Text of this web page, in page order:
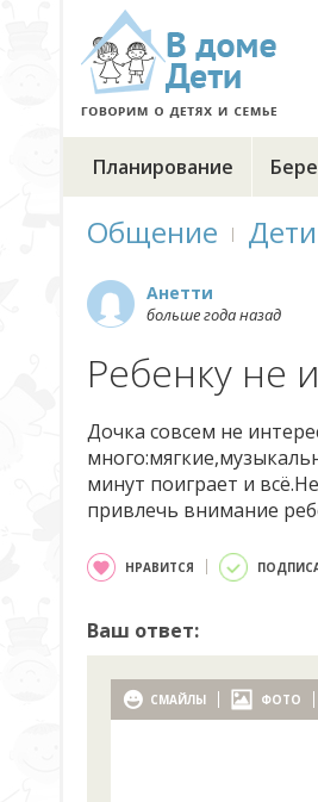
Планирование
Общение
Анетти
больше года назад
Ребенку не
Дочка совсем не
минут поиграет и
привлечь внимание
НРАВИТСЯ
Ваш ответ:
СМАЙЛЫ ФОТО